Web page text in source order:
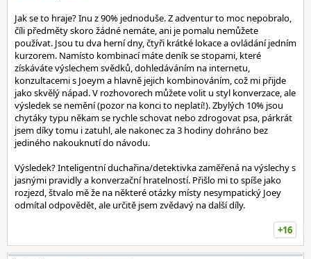
Jak se to hraje? Inu z 90% jednoduše. Z adventur to moc nepobralo,
číli předměty skoro žádné nemáte, ani je pomalu nemůžete
používat. Jsou tu dva herní dny, čtyři krátké lokace a ovládání jedním
kurzorem. Namísto kombinací máte deník se stopami, které
získáváte výslechem svědků, dohledáváním na internetu,
konzultacemi s Joeym a hlavně jejich kombinováním, což mi přijde
jako skvělý nápad. V rozhovorech můžete volit u styl konverzace, ale
výsledek se nemění (pozor na konci to neplatí!). Zbylých 10% jsou
chytáky typu někam se rychle schovat nebo zdrogovat psa, párkrát
jsem díky tomu i zatuhl, ale nakonec za 3 hodiny dohráno bez
jediného nakouknutí do návodu.
Výsledek? Inteligentní duchařina/detektivka zaměřená na výslechy s
jasnými pravidly a konverzační hratelností. Přišlo mi to spíše jako
rozjezd, štvalo mě že na některé otázky místy nesympatický Joey
odmítal odpovědět, ale určitě jsem zvědavý na další díly.
+16